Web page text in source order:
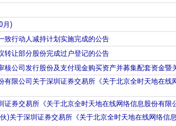
月)
致行动人减持计划实施完成的公告
转让部分股份完成过户登记的公告
核公司发行股份及支付现金购买资产并募集配套资金暨
有限公司关于深圳证券交易所《关于北京全时天地在
证券交易所《关于北京全时天地在线网络信息股份有
)关于深圳证券交易所《关于北京全时天地在线网络